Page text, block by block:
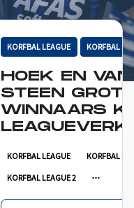
KORFBAL LEAGUE KORFBAL
HOEK EN VAN
STEEN
WINNAARS
KORFBAL LEAGUE KORFBAL
KORFBAL LEAGUE 2